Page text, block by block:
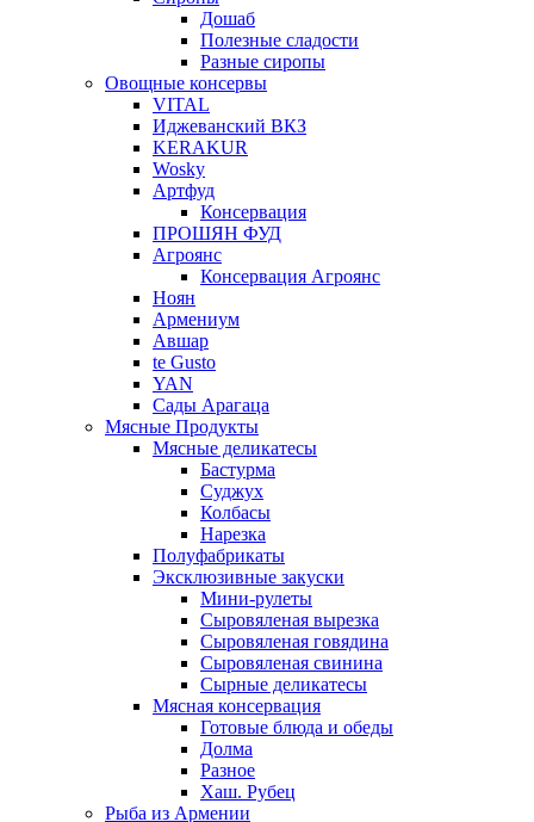
Дошаб
Полезные сладости
Разные сиропы
Овощные консервы
VITAL
Иджеванский ВКЗ
KERAKUR
Wosky
Артфуд
Консервация
ПРОШЯН ФУД
Агроянс
Консервация Агроянс
Ноян
Армениум
Авшар
te Gusto
YAN
Сады Арагаца
Мясные Продукты
Мясные деликатесы
Бастурма
Суджух
Колбасы
Нарезка
Полуфабрикаты
Эксклюзивные закуски
Мини-рулеты
Сыровяленая вырезка
Сыровяленая говядина
Сыровяленая свинина
Сырные деликатесы
Мясная консервация
Готовые блюда и обеды
Долма
Разное
Хаш. Рубец
Рыба из Армении